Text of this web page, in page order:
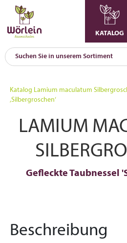
KATALOG
Katalog Lamium maculatum
‚Silbergroschen‘
LAMIUM
Gefleckte Taubnessel
Beschreibung